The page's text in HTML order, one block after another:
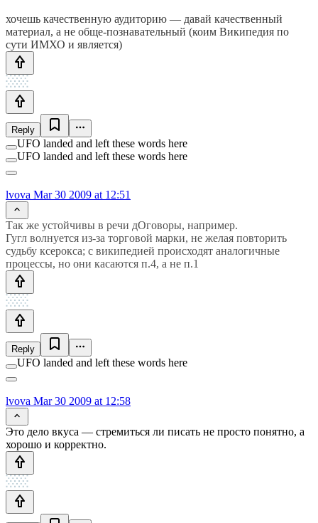
хочешь качественную аудиторию — давай качественный
материал, а не обще-познавательный (коим Википедия по
сути ИМХО и является)
Reply
UFO landed and left these words here
UFO landed and left these words here
lvova Mar 30 2009 at 12:51
Так же устойчивы в речи дОговоры, например.
Гугл волнуется из-за торговой марки, не желая повторить
судьбу ксерокса; с википедией происходят аналогичные
процессы, но они касаются п.4, а не п.1
Reply
UFO landed and left these words here
lvova Mar 30 2009 at 12:58
Это дело вкуса — стремиться ли писать не просто понятно, а
хорошо и корректно.